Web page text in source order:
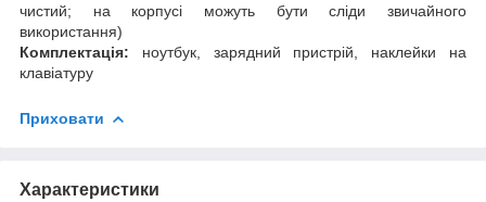
чистий; на корпусі можуть бути сліди звичайного
використання)
Комплектація: ноутбук, зарядний пристрій, наклейки на
клавіатуру
Приховати
Характеристики